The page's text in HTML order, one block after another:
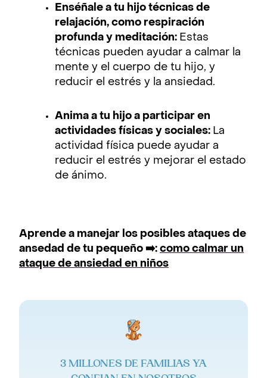
Enséñale a tu hijo técnicas de
relajación, como respiración
profunda y meditación: Estas
técnicas pueden ayudar a calmar la
mente y el cuerpo de tu hijo, y
reducir el estrés y la ansiedad.
Anima a tu hijo a participar en
actividades físicas y sociales: La
actividad física puede ayudar a
reducir el estrés y mejorar el estado
de ánimo.
Aprende a manejar los posibles ataques de
ansedad de tu pequeño ➡️: como calmar un
ataque de ansiedad en niños
3 MILLONES DE FAMILIAS YA